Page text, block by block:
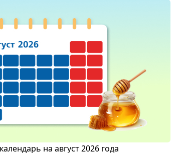
на август 2026 года